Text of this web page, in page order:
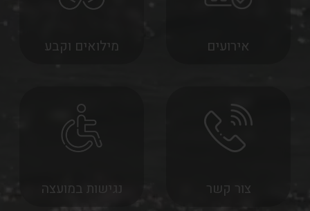
אירועים מילואים וקבע
צור קשר נגישות במועצה